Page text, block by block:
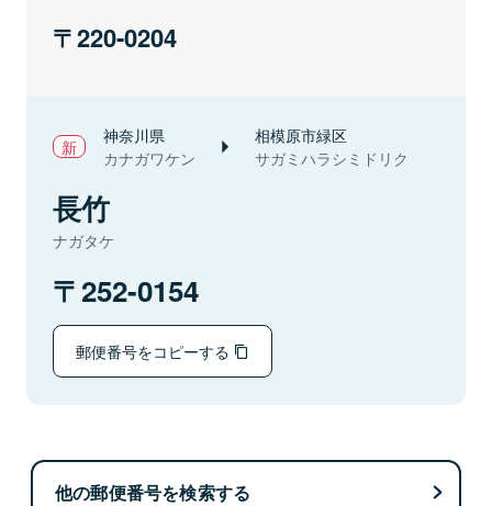
220-0204
神奈川県
カナガワケン
相模原市緑区
サガミハラシミドリク
長竹
ナガタケ
252-0154
郵便番号をコピーする
他の郵便番号を検索する